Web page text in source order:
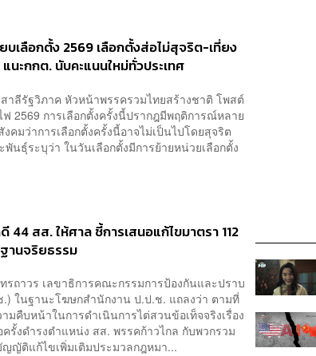
บเลือกตั้ง 2569 เลือกตั้งส่อไม่สุจริต-เที่ยง
นะกกต. นับคะแนนใหม่ทั่วประเทศ
ลีรัฐวิภาค หัวหน้าพรรครวมไทยสร้างชาติ โพสต์
2569 การเลือกตั้งครั้งนี้ปรากฎมีพฤติการณ์หลาย
คมว่าการเลือกตั้งครั้งนี้อาจไม่เป็นไปโดยสุจริต
นธุ์ระบุว่า ในวันเลือกตั้งมีการย้ายหน่วยเลือกตั้ง
44 สส. ให้ศาล ชี้การเสนอแก้ไขมาตรา 112
านจริยธรรม
ถาวร เลขาธิการคณะกรรมการป้องกันและปราบ
ในฐานะโฆษกสำนักงาน ป.ป.ช. แถลงว่า ตามที่
มคืบหน้าในการดำเนินการไต่สวนข้อเท็จจริงเรื่อง
รั้งดำรงตำแหน่ง สส. พรรคก้าวไกล กับพวกรวม
ญัติแก้ไขเพิ่มเติมประมวลกฎหมา...